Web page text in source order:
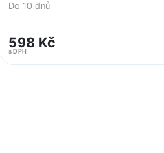
Do 10 dnů
598 Kč
s DPH